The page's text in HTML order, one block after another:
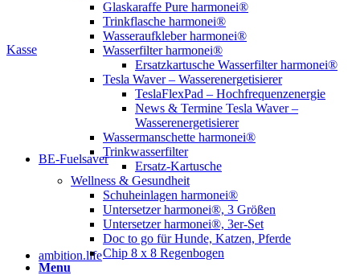
Kasse
BE-Fuelsaver
ambition.life
Glaskaraffe Pure harmonei®
Trinkflasche harmonei®
Wasseraufkleber harmonei®
Wasserfilter harmonei®
Ersatzkartusche Wasserfilter harmonei®
Tesla Waver – Wasserenergetisierer
TeslaFlexPad – Hochfrequenzenergie
News & Termine Tesla Waver –
Wasserenergetisierer
Wassermanschette harmonei®
Trinkwasserfilter
Ersatz-Kartusche
Wellness & Gesundheit
Schuheinlagen harmonei®
Untersetzer harmonei®, 3 Größen
Untersetzer harmonei®, 3er-Set
Doc to go für Hunde, Katzen, Pferde
Chip 8 x 8 Regenbogen
Menu